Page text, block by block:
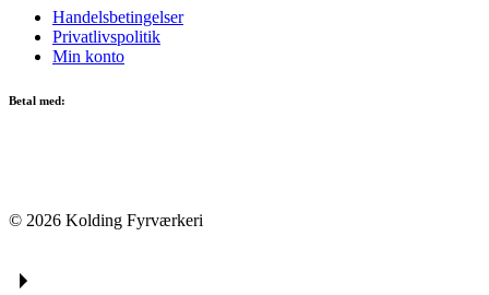
Handelsbetingelser
Privatlivspolitik
Min konto
Betal med:
© 2026 Kolding Fyrværkeri